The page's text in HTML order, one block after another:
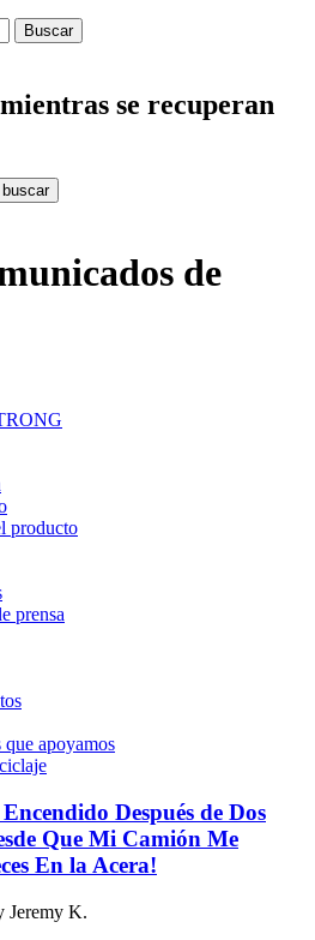
se recuperan
buscar
de
producto
prensa
apoyamos
Después de Dos
Que Mi Camión Me
En la Acera!
Jeremy K.